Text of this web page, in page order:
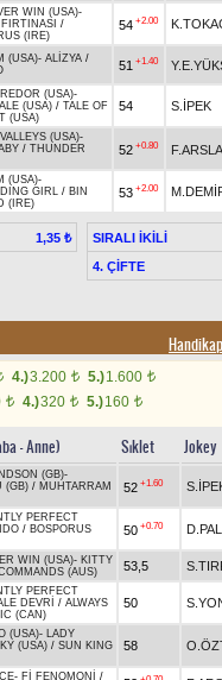
WIN (USA)-
/
(IRE)
54 +2.00
(USA)- ALİZYA /
51 +1.40
(USA)-
(USA) / TALE OF
(USA)
54 S.İPEK
(USA)-
/ THUNDER
52 +0.80
(USA)-
GIRL / BIN
(IRE)
53 +2.00
1,35 ₺
SIRALI İKİLİ
4. ÇİFTE
4.)3.200 t 5.)1.600 t
t 4.)320 t 5.)160 t
- Anne) Sıklet Jokey
(GB)-
(GB) / MUHTARRAM
52 +1.60
PERFECT
/ BOSPORUS
50 +0.70
WIN (USA)- KITTY
(AUS) 53,5
PERFECT
DEVRİ / ALWAYS
(CAN)
50
(USA)- LADY
(USA) / SUN KING
58
- Fİ FENOMONİ /